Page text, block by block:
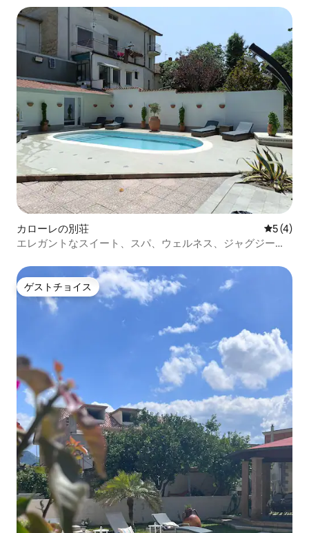
カローレの別荘 レビュー
5 (4)
エレガントなスイート、スパ、ウェルネス、ジャグジー、
ゲストチョイス
ゲストチョイス